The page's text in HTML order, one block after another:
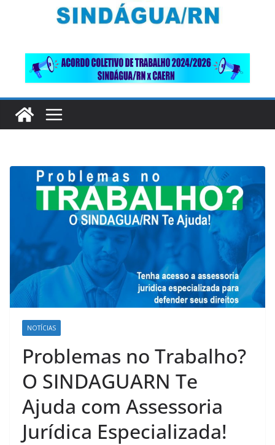
NOTÍCIAS
Problemas no Trabalho?
O SINDAGUARN Te
Ajuda com Assessoria
Jurídica Especializada!